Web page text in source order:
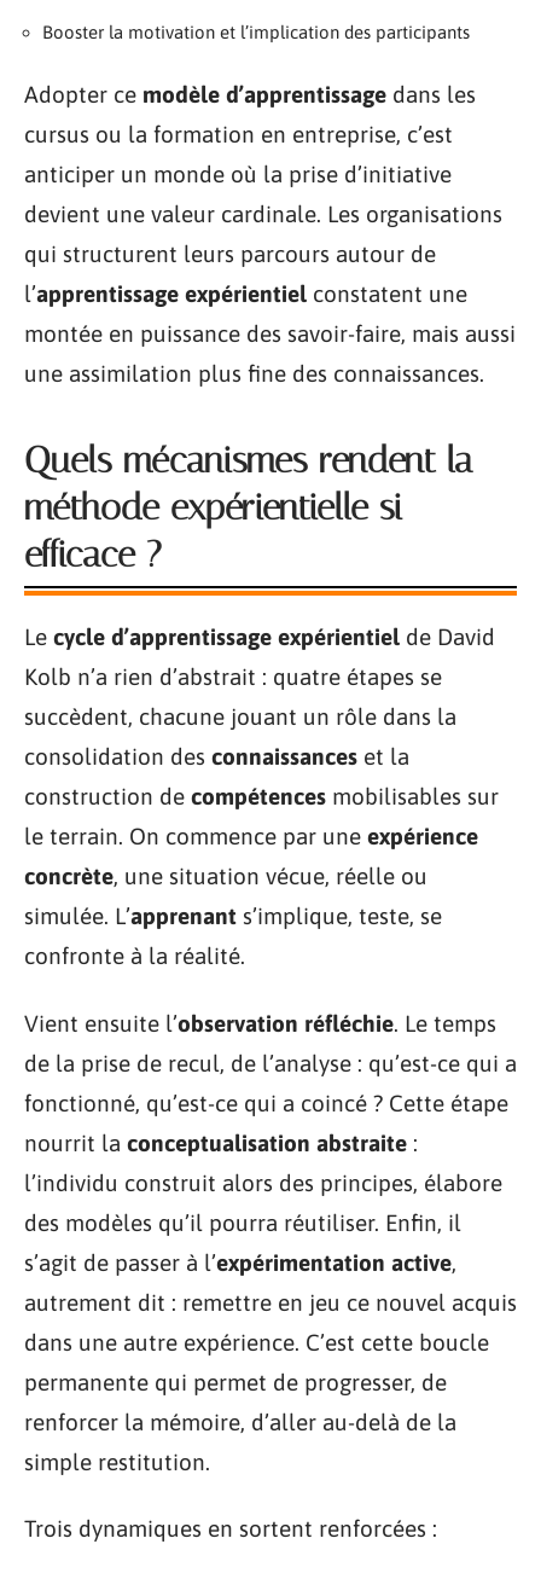
Booster la motivation et l’implication des participants
Adopter ce modèle d’apprentissage dans les
cursus ou la formation en entreprise, c’est
anticiper un monde où la prise d’initiative
devient une valeur cardinale. Les organisations
qui structurent leurs parcours autour de
l’apprentissage expérientiel constatent une
montée en puissance des savoir-faire, mais aussi
une assimilation plus fine des connaissances.
Quels mécanismes rendent la
méthode expérientielle si
efficace ?
Le cycle d’apprentissage expérientiel de David
Kolb n’a rien d’abstrait : quatre étapes se
succèdent, chacune jouant un rôle dans la
consolidation des connaissances et la
construction de compétences mobilisables sur
le terrain. On commence par une expérience
concrète, une situation vécue, réelle ou
simulée. L’apprenant s’implique, teste, se
confronte à la réalité.
Vient ensuite l’observation réfléchie. Le temps
de la prise de recul, de l’analyse : qu’est-ce qui a
fonctionné, qu’est-ce qui a coincé ? Cette étape
nourrit la conceptualisation abstraite :
l’individu construit alors des principes, élabore
des modèles qu’il pourra réutiliser. Enfin, il
s’agit de passer à l’expérimentation active,
autrement dit : remettre en jeu ce nouvel acquis
dans une autre expérience. C’est cette boucle
permanente qui permet de progresser, de
renforcer la mémoire, d’aller au-delà de la
simple restitution.
Trois dynamiques en sortent renforcées :